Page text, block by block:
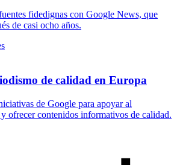
fidedignas con Google News, que
de casi ocho años.
de calidad en Europa
de Google para apoyar al
ofrecer contenidos informativos de calidad.